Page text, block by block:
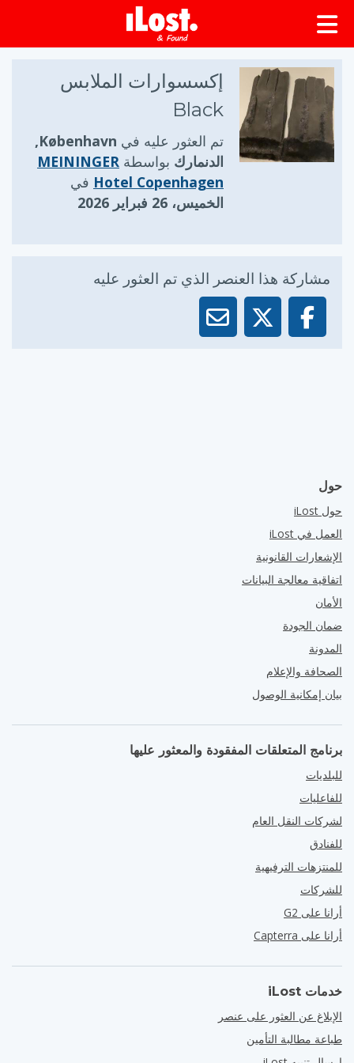
إكسسوارات الملابس
Black
تم العثور عليه في
København,
الدنمارك بواسطة MEININGER
Hotel Copenhagen في
الخميس، 26 فبراير 2026
مشاركة هذا العنصر الذي تم العثور عليه
حول
حول iLost
العمل في iLost
الإشعارات القانونية
اتفاقية معالجة البيانات
الأمان
ضمان الجودة
المدونة
الصحافة والإعلام
بيان إمكانية الوصول
برنامج المتعلقات المفقودة والمعثور عليها
للبلديات
للفاعليات
لشركات النقل العام
للفنادق
للمنتزهات الترفيهية
للشركات
أرانا على G2
أرانا على Capterra
خدمات iLost
الإبلاغ عن العثور على عنصر
طباعة مطالبة التأمين